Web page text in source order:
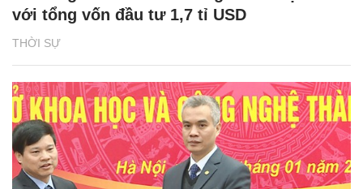
THỜI SỰ
với tổng vốn đầu tư 1,7 tỉ USD